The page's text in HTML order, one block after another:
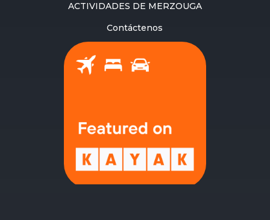
ACTIVIDADES DE MERZOUGA
Contáctenos